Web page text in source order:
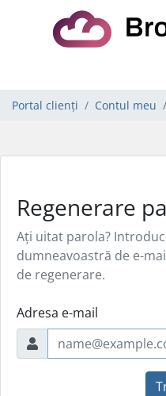
Portal clienți Contul meu
Regenerare
Ați uitat parola?
dumneavoastră de e-
de regenerare.
Adresa e-mail